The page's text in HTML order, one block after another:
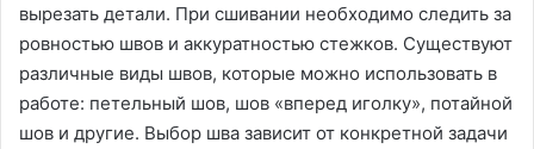
вырезать детали. При сшивании необходимо следить за
ровностью швов и аккуратностью стежков. Существуют
различные виды швов, которые можно использовать в
работе: петельный шов, шов «вперед иголку», потайной
шов и другие. Выбор шва зависит от конкретной задачи